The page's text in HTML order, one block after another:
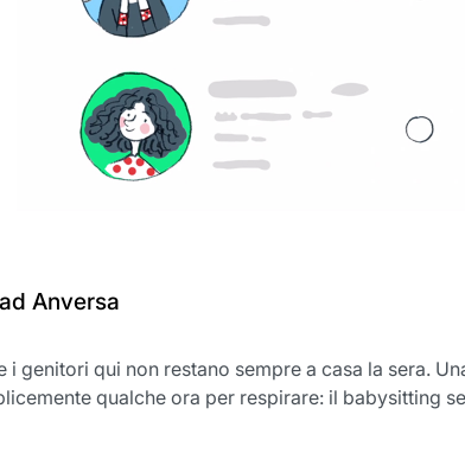
Anversa
genitori qui non restano sempre a casa la sera.
qualche ora per respirare: il babysitting